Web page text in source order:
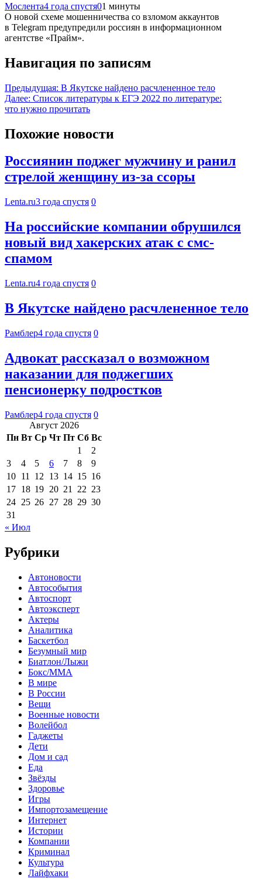
Мослента4 года спустя01 минуты
О новой схеме мошенничества со взломом аккаунтов
в Telegram предупредили россиян в информационном
агентстве «Прайм».
Навигация по записям
Предыдущая: В Якутске найдено расчлененное тело
Далее: Список литературы к ЕГЭ 2022 по литературе:
что нужно прочитать
Похожие новости
Россиянин поджег мужчину и ранил
стрелой женщину из-за ссоры
Lenta.ru3 года спустя 0
На российские компании обрушился
новый вид хакерских атак с смс-
спамом
Lenta.ru4 года спустя 0
В Якутске найдено расчлененное тело
Рамблер4 года спустя 0
Адвокат рассказал о возможном
наказании для поджегших
пенсионерку подростков
Рамблер4 года спустя 0
Август 2026
Пн Вт Ср Чт Пт Сб Вс
1
2
3
4 5 6 7 8
9
10 11 12 13 14 15 16
17 18 19 20 21 22 23
24 25 26 27 28 29 30
31
« Июл
Рубрики
Автоновости
Автособытия
Автоспорт
Автоэксперт
Актеры
Аналитика
Баскетбол
Безумный мир
Биатлон/Лыжи
Бокс/MMA
В мире
В России
Вещи
Военные новости
Волейбол
Гаджеты
Дети
Дом и сад
Еда
Звёзды
Здоровье
Игры
Импортозамещение
Интернет
Истории
Компании
Криминал
Культура
Лайфхаки